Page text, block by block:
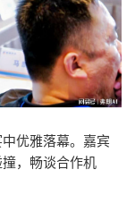
优雅落幕。嘉宾
，畅谈合作机